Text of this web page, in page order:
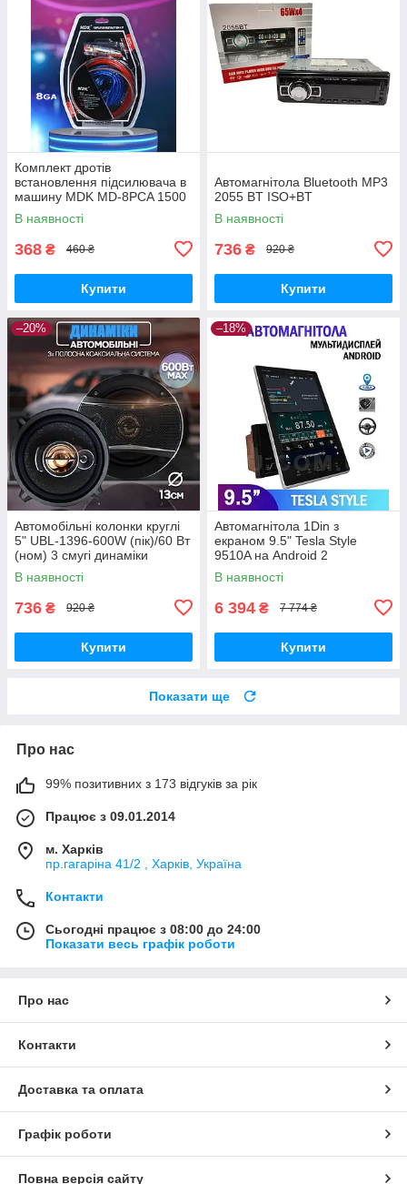
Комплект дротів
встановлення підсилювача в
машину MDK MD-8PCA 1500
Вт Комплект кабелів для
автозвуку
В наявності
368 ₴ 460 ₴
Купити
Автомагнітола Bluetooth MP3
2055 BT ISO+BT
В наявності
736 ₴ 920 ₴
Купити
–20%
Автомобільні колонки круглі
5" UBL-1396-600W (пік)/60 Вт
(ном) 3 смугі динаміки
коаксіальні
В наявності
736 ₴ 920 ₴
Купити
–18%
Автомагнітола 1Din з
екраном 9.5" Tesla Style
9510A на Android 2
Ram+16gb Storage
В наявності
6 394 ₴ 7 774 ₴
Купити
Показати ще
Про нас
99% позитивних з 173 відгуків за рік
Працює з 09.01.2014
м. Харків
пр.гагаріна 41/2 , Харків, Україна
Контакти
Сьогодні працює з 08:00 до 24:00
Показати весь графік роботи
Про нас
Контакти
Доставка та оплата
Графік роботи
Повна версія сайту